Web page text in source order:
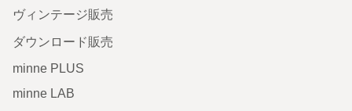
ヴィンテージ販売
ダウンロード販売
minne PLUS
minne LAB